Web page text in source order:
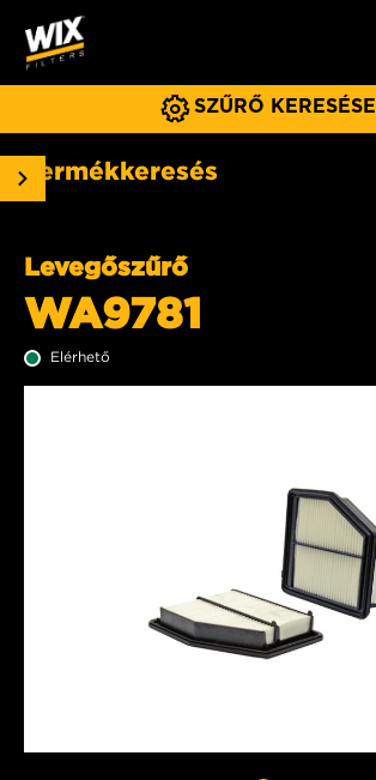
SZŰRŐ KERESÉSE
Termékkeresés
Levegőszűrő
WA9781
Elérhető